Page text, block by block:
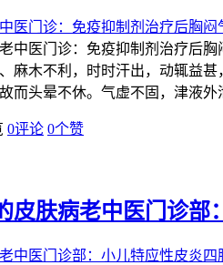
医门诊：免疫抑制剂治疗后胸
麻木不利，时时汗出，动辄益
而头晕不休。气虚不固，津液
0评论 0个赞
皮肤病老中医门诊部